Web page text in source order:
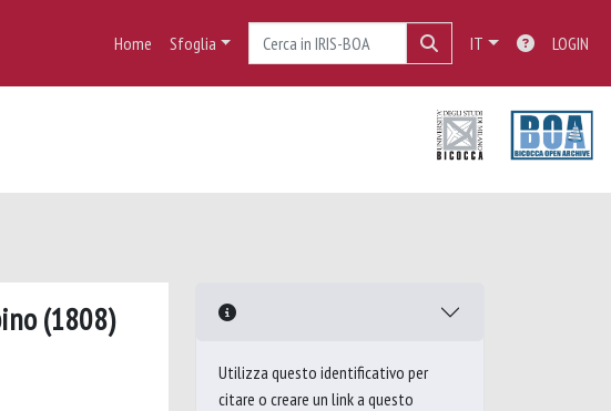
Home Sfoglia IT LOGIN
(1808)
Utilizza questo identificativo per
citare o creare un link a questo